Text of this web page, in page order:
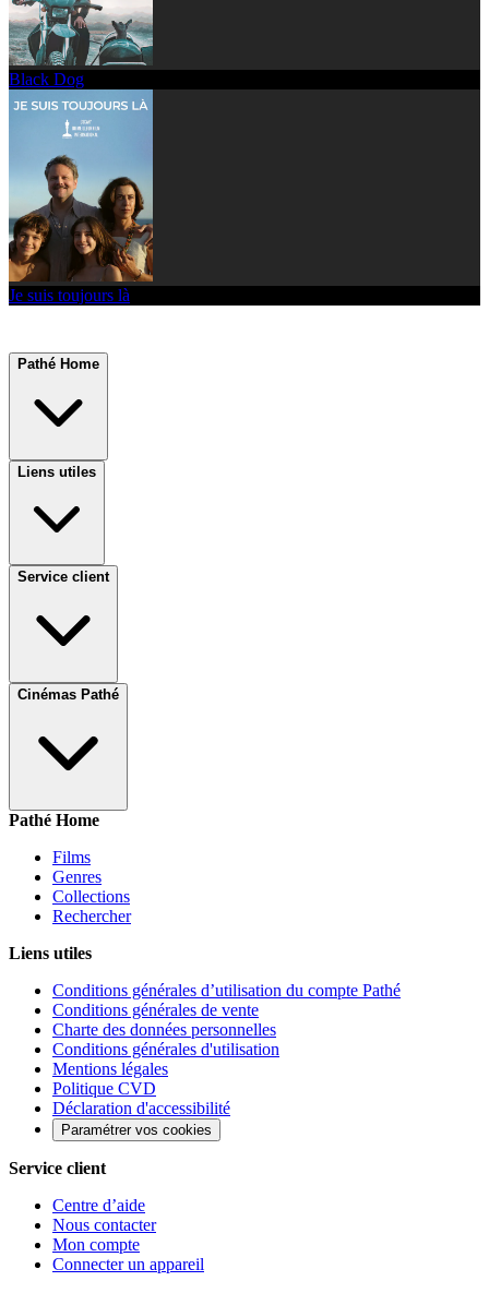
Black Dog
Je suis toujours là
Pathé Home
Liens utiles
Service client
Cinémas Pathé
Pathé Home
Films
Genres
Collections
Rechercher
Liens utiles
Conditions générales d’utilisation du compte Pathé
Conditions générales de vente
Charte des données personnelles
Conditions générales d'utilisation
Mentions légales
Politique CVD
Déclaration d'accessibilité
Paramétrer vos cookies
Service client
Centre d’aide
Nous contacter
Mon compte
Connecter un appareil